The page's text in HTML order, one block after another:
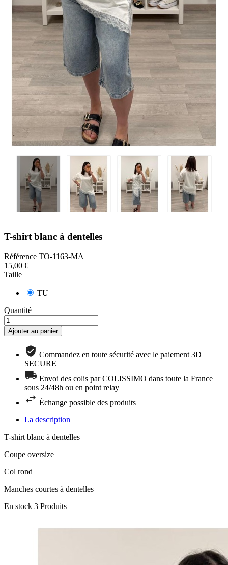
T-shirt blanc à dentelles
Référence TO-1163-MA
15,00 €
Taille
TU
Quantité
Ajouter au panier
Commandez en toute sécurité avec le paiement 3D
SECURE
Envoi des colis par COLISSIMO dans toute la France
sous 24/48h ou en point relay
Échange possible des produits
La description
T-shirt blanc à dentelles
Coupe oversize
Col rond
Manches courtes à dentelles
En stock 3 Produits